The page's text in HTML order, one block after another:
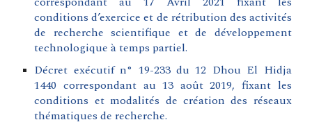
conditions d’exercice et de rétribution des activités
de recherche scientifique et de développement
technologique à temps partiel.
Décret exécutif n° 19-233 du 12 Dhou El Hidja
1440 correspondant au 13 août 2019, fixant les
conditions et modalités de création des réseaux
thématiques de recherche.